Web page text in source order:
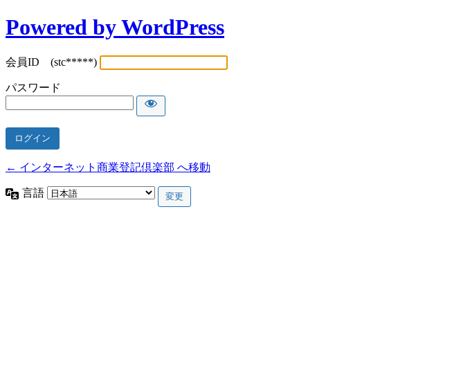
Powered by WordPress
会員ID (stc*****)
パスワード
← インターネット商業登記倶楽部 へ移動
言語